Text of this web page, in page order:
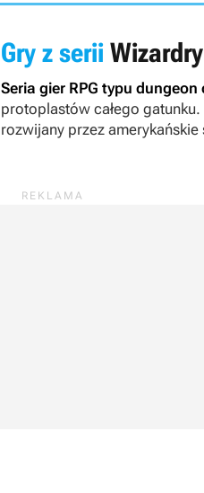
Gry z serii Wizardry
Seria gier RPG typu
protoplastów całego gatunku.
rozwijany przez